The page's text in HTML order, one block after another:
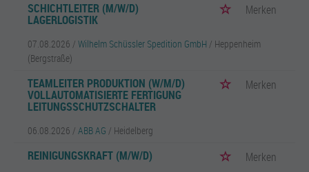
SCHICHTLEITER (M/W/D)
LAGERLOGISTIK
Merken
07.08.2026 / Wilhelm Schüssler Spedition GmbH / Heppenheim
(Bergstraße)
TEAMLEITER PRODUKTION (W/M/D)
VOLLAUTOMATISIERTE FERTIGUNG
LEITUNGSSCHUTZSCHALTER
Merken
06.08.2026 / ABB AG / Heidelberg
REINIGUNGSKRAFT (M/W/D) Merken